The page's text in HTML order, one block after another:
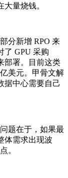
量烧钱。
分新增 RPO 来
了 GPU 采购
部署。目前这类
美元。甲骨文解
据中心需要自己
题在于，如果最
体需求出现波
。